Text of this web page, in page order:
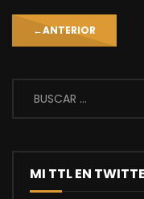
←ANTERIOR
MI TTL EN